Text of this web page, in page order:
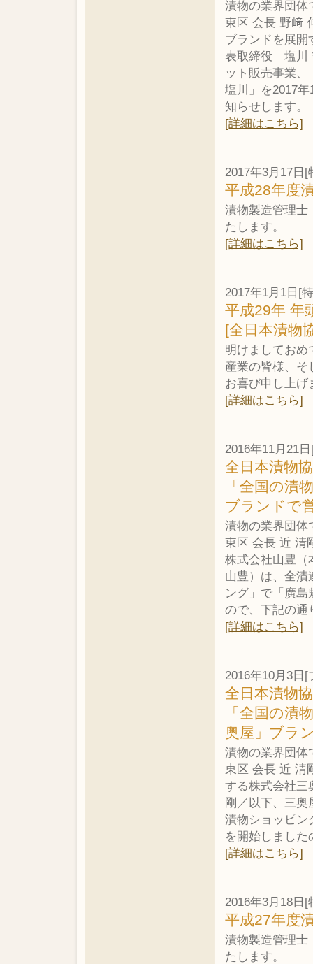
漬物の業界団体
東区 会長 野﨑
ブランドを展
表取締役 塩川
ット販売事業
塩川」を2017
知らせします。
[詳細はこちら]
2017年3月17日[
平成28年度
漬物製造管理士
たします。
[詳細はこちら]
2017年1月1日[
平成29年 年
[全日本漬
明けましておめ
産業の皆様、そ
お喜び申し上げ
[詳細はこちら]
2016年11月21
全日本漬物
「全国の漬
ブランドで
漬物の業界団体
東区 会長 近 清
株式会社山豊
山豊）は、全漬
ング」で「廣島
ので、下記の通
[詳細はこちら]
2016年10月3日
全日本漬物
「全国の漬
奥屋」ブラ
漬物の業界団体
東区 会長 近 清
する株式会社
剛／以下、三
漬物ショッピン
を開始しまし
[詳細はこちら]
2016年3月18日[
平成27年度
漬物製造管理士
たします。